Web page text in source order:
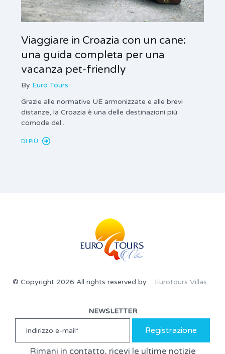
Viaggiare in Croazia con un cane:
una guida completa per una
vacanza pet-friendly
By Euro Tours
Grazie alle normative UE armonizzate e alle brevi
distanze, la Croazia è una delle destinazioni più
comode del...
DI PIÙ
© Copyright 2026 All rights reserved by Eurotours Villas
NEWSLETTER
Registrazione
Rimani in contatto, ricevi le ultime notizie